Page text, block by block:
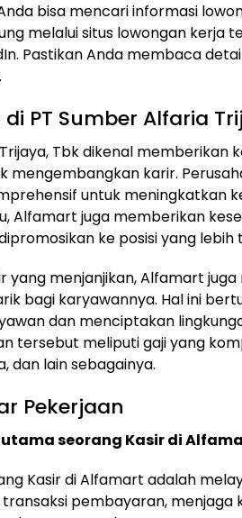
bisa mencari informasi
melalui situs lowongan kerja
Pastikan Anda membaca
di PT Sumber Alfaria
Tbk dikenal memberikan
mengembangkan karir.
untuk meningkatkan
Alfamart juga memberikan
ke posisi yang lebih
yang menjanjikan, Alfamart
bagi karyawannya. Hal ini
dan menciptakan
tersebut meliputi gaji yang
dan lain sebagainya.
Pekerjaan
utama seorang Kasir di
Kasir di Alfamart adalah
pembayaran, menjaga